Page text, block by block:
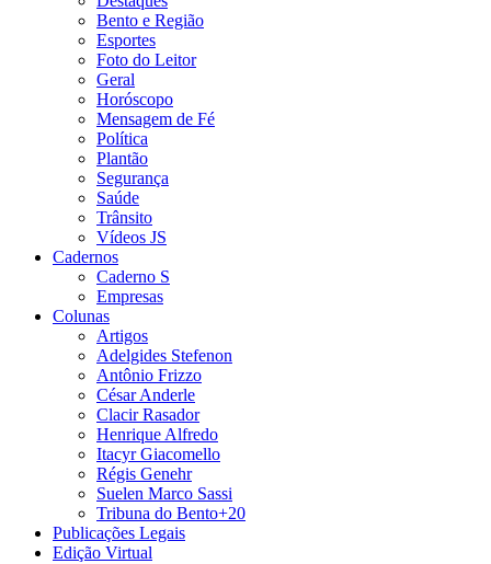
Bento e Região
Esportes
Foto do Leitor
Geral
Horóscopo
Mensagem de Fé
Política
Plantão
Segurança
Saúde
Trânsito
Vídeos JS
Cadernos
Caderno S
Empresas
Colunas
Artigos
Adelgides Stefenon
Antônio Frizzo
César Anderle
Clacir Rasador
Henrique Alfredo
Itacyr Giacomello
Régis Genehr
Suelen Marco Sassi
Tribuna do Bento+20
Publicações Legais
Edição Virtual